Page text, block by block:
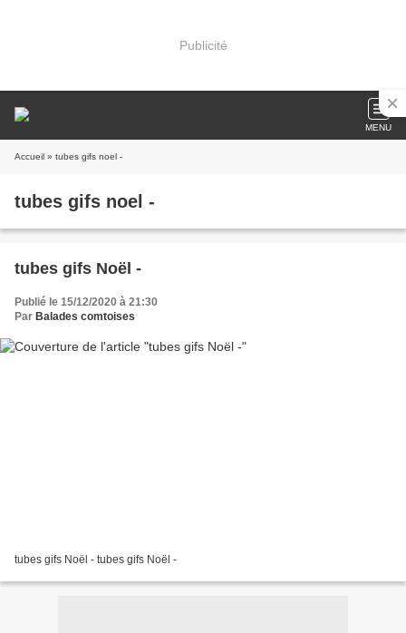
Publicité
MENU
Accueil » tubes gifs noel -
tubes gifs noel -
tubes gifs Noël -
Publié le 15/12/2020 à 21:30
Par Balades comtoises
tubes gifs Noël - tubes gifs Noël -